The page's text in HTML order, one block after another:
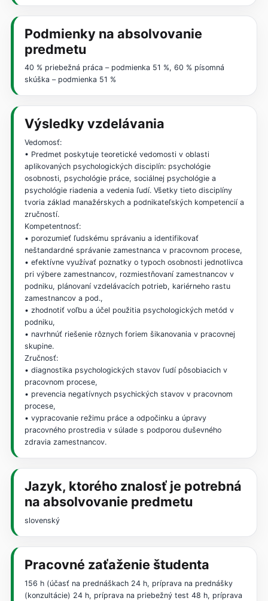
Podmienky na absolvovanie
predmetu
40 % priebežná práca – podmienka 51 %, 60 % písomná
skúška – podmienka 51 %
Výsledky vzdelávania
Vedomosť:
• Predmet poskytuje teoretické vedomosti v oblasti
aplikovaných psychologických disciplín: psychológie
osobnosti, psychológie práce, sociálnej psychológie a
psychológie riadenia a vedenia ľudí. Všetky tieto disciplíny
tvoria základ manažérskych a podnikateľských kompetencií a
zručností.
Kompetentnosť:
• porozumieť ľudskému správaniu a identifikovať
neštandardné správanie zamestnanca v pracovnom procese,
• efektívne využívať poznatky o typoch osobnosti jednotlivca
pri výbere zamestnancov, rozmiestňovaní zamestnancov v
podniku, plánovaní vzdelávacích potrieb, kariérneho rastu
zamestnancov a pod.,
• zhodnotiť voľbu a účel použitia psychologických metód v
podniku,
• navrhnúť riešenie rôznych foriem šikanovania v pracovnej
skupine.
Zručnosť:
• diagnostika psychologických stavov ľudí pôsobiacich v
pracovnom procese,
• prevencia negatívnych psychických stavov v pracovnom
procese,
• vypracovanie režimu práce a odpočinku a úpravy
pracovného prostredia v súlade s podporou duševného
zdravia zamestnancov.
Jazyk, ktorého znalosť je potrebná
na absolvovanie predmetu
slovenský
Pracovné zaťaženie študenta
156 h (účasť na prednáškach 24 h, príprava na prednášky
(konzultácie) 24 h, príprava na priebežný test 48 h, príprava